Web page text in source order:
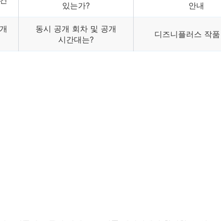
있는가?
안내
동시 공개 회차 및 공개
시간대는?
디즈니플러스 작